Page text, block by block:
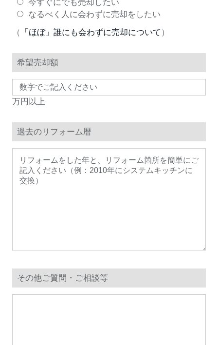
今すぐにでも売却したい
なるべく人に会わずに売却をしたい
（
「ほぼ」誰にも会わずに売却について ）
希望売却額
万円以上
過去のリフォーム暦
その他ご質問・ご相談等